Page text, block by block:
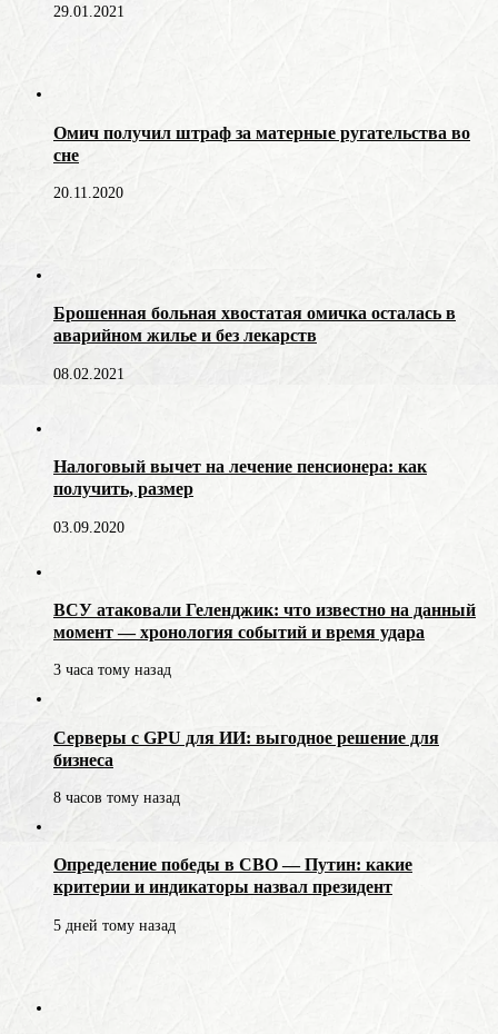
29.01.2021
Омич получил штраф за матерные ругательства во
сне
20.11.2020
Брошенная больная хвостатая омичка осталась в
аварийном жилье и без лекарств
08.02.2021
Налоговый вычет на лечение пенсионера: как
получить, размер
03.09.2020
ВСУ атаковали Геленджик: что известно на данный
момент — хронология событий и время удара
3 часа тому назад
Серверы с GPU для ИИ: выгодное решение для
бизнеса
8 часов тому назад
Определение победы в СВО — Путин: какие
критерии и индикаторы назвал президент
5 дней тому назад